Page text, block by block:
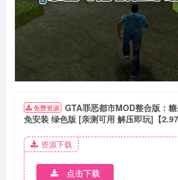
免费资源 GTA罪恶都市MOD整合版：
免安装 绿色版 [亲测可用 解压即玩]【
资源下载
点击下载